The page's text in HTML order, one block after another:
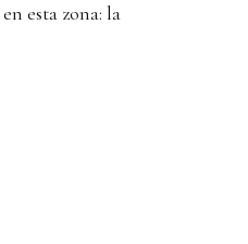
esta zona: la